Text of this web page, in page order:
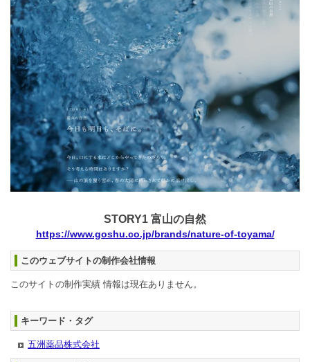
STORY1 富山の自然
https://www.goshu.co.jp/brands/nature-of-toyama/
このウェブサイトの制作会社情報
このサイトの制作実績 情報は現在ありません。
キーワード・タグ
五洲薬品株式会社